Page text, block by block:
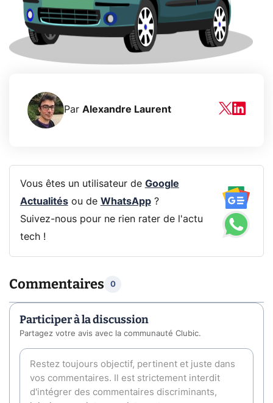
Par Alexandre Laurent
Vous êtes un utilisateur de Google
Actualitésou de WhatsApp?
Suivez-nous pour ne rien rater de l'actu
tech !
Commentaires 0
Participer à la discussion
Partagez votre avis avec la communauté Clubic.